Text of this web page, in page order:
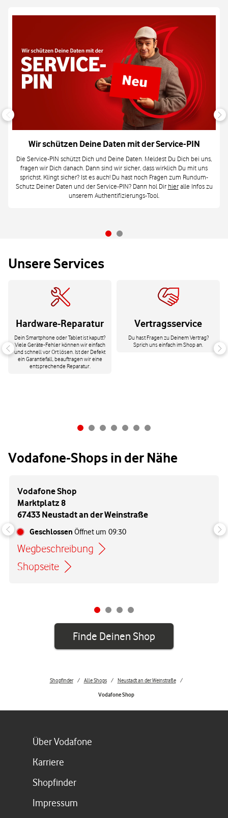
Wir schützen Deine Daten mit der Service-PIN
Die Service-PIN schützt Dich und Deine Daten. Meldest Du Dich bei uns,
fragen wir Dich danach. Dann sind wir sicher, dass wirklich Du mit uns
sprichst. Klingt sicher? Ist es auch! Du hast noch Fragen zum Rundum-
Schutz Deiner Daten und der Service-PIN? Dann hol Dir hieralle Infos zu
unserem Authentifizierungs-Tool.
Unsere Services
Hardware-Reparatur
Dein Smartphone oder Tablet ist kaputt?
Viele Geräte-Fehler können wir einfach
und schnell vor Ort lösen. Ist der Defekt
ein Garantiefall, beauftragen wir eine
entsprechende Reparatur.
Vertragsservice
Du hast Fragen zu Deinem Vertrag?
Sprich uns einfach im Shop an.
Vodafone-Shops in der Nähe
Vodafone Shop
Marktplatz 8
67433 Neustadt an der Weinstraße
Geschlossen Öffnet um 09:30
Wegbeschreibung
Link öffnet in einem neuen Tab
Shopseite
Finde Deinen Shop
Shopfinder Alle Shops Neustadt an der Weinstraße
Vodafone Shop
Über Vodafone
Karriere
ShopfinderLink öffnet in einem neuen Tab
Impressum